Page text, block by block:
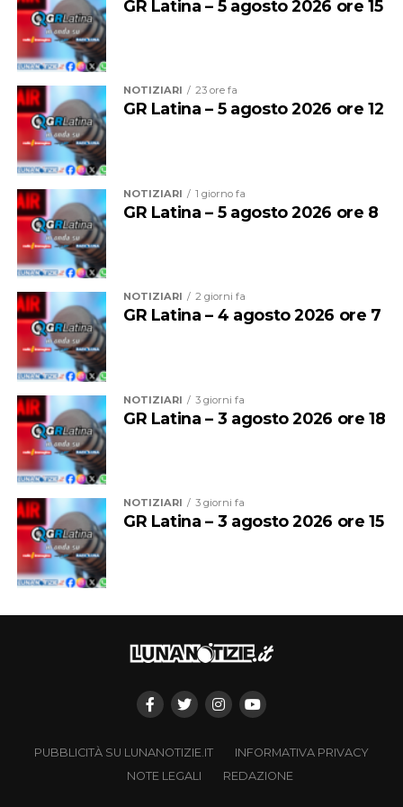
Rianimazione. Il padre avrebbe riportato ferite meno
gravi.
Sul luogo dell’incidente sono intervenuti i Carabinieri
della Compagnia di Latina, che hanno eseguito i rilievi e
raccolto la testimonianza del conducente. Gli
accertamenti sono in corso per ricostruire l’esatta
dinamica dell’incidente.
GR Latina – 5 agosto 2026 ore 15
NOTIZIARI 23 ore fa
GR Latina – 5 agosto 2026 ore 12
NOTIZIARI 1 giorno fa
GR Latina – 5 agosto 2026 ore 8
NOTIZIARI 2 giorni fa
GR Latina – 4 agosto 2026 ore 7
NOTIZIARI 3 giorni fa
GR Latina – 3 agosto 2026 ore 18
NOTIZIARI 3 giorni fa
GR Latina – 3 agosto 2026 ore 15
PUBBLICITÀ SU LUNANOTIZIE.IT
INFORMATIVA PRIVACY
NOTE LEGALI
REDAZIONE